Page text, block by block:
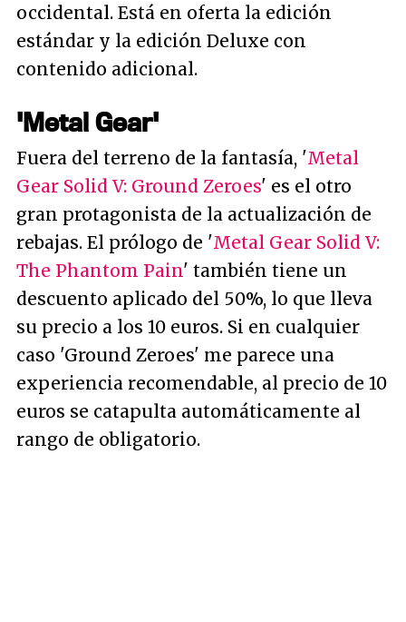
occidental. Está en oferta la edición
estándar y la edición Deluxe con
contenido adicional.
'Metal Gear'
Fuera del terreno de la fantasía, 'Metal
Gear Solid V: Ground Zeroes' es el otro
gran protagonista de la actualización de
rebajas. El prólogo de 'Metal Gear Solid V:
The Phantom Pain' también tiene un
descuento aplicado del 50%, lo que lleva
su precio a los 10 euros. Si en cualquier
caso 'Ground Zeroes' me parece una
experiencia recomendable, al precio de 10
euros se catapulta automáticamente al
rango de obligatorio.